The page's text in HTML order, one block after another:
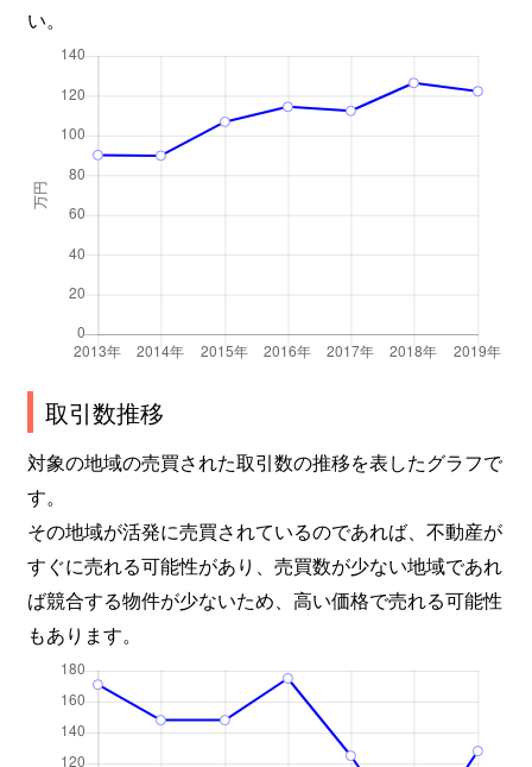
い。
取引数推移
対象の地域の売買された取引数の推移を表したグラフで
す。
その地域が活発に売買されているのであれば、不動産が
すぐに売れる可能性があり、売買数が少ない地域であれ
ば競合する物件が少ないため、高い価格で売れる可能性
もあります。